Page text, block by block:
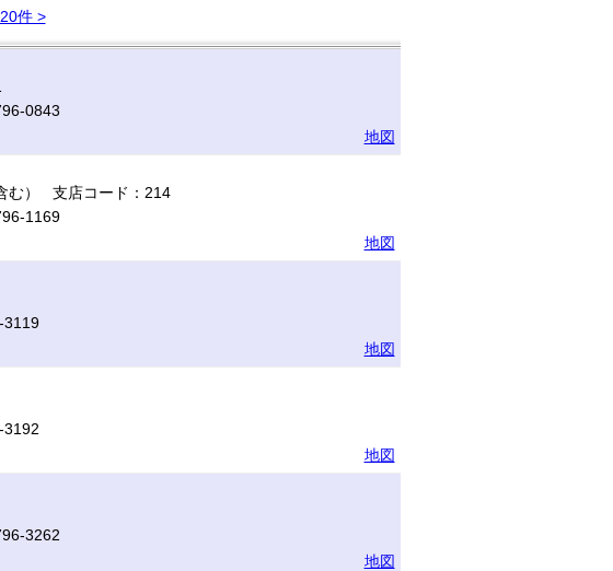
件 >
0843
地図
む） 支店コード：214
1169
地図
3119
地図
地図
3262
地図